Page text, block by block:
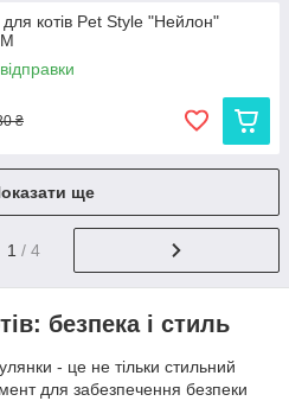
котів Pet Style "Нейлон"
₴
ще
1 / 4
безпека і стиль
- це не тільки стильний
для забезпечення безпеки